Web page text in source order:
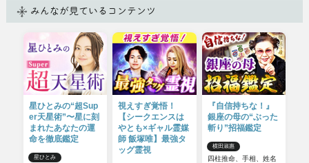
みんなが見ているコンテンツ
星ひとみの“超Sup
er天星術”〜星に刻
まれたあなたの運
命を徹底鑑定
星ひとみ
視えすぎ覚悟！
【シークエンスは
やとも×ギャル霊媒
師 飯塚唯】最強タ
ッグ霊視
『自信持ちな！』
銀座の母の“ぶった
斬り”招福鑑定
横田淑惠
四柱推命、手相、姓名